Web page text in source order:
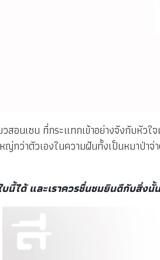
อนเซน ที่กระแทกเข้าอย่างจังกับหัว
ญ่กว่าตัวเองในความฝันทั้งเป็นหมาป่
ได้ และเราควรชื่นชมยินดีกับสิ่งนั้